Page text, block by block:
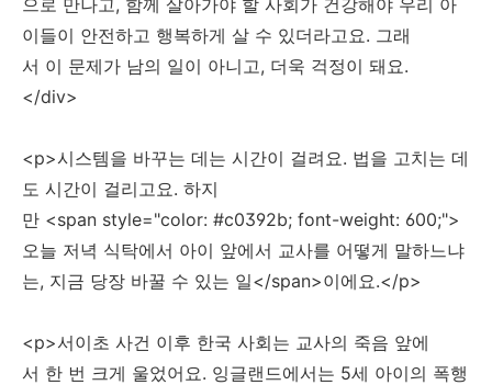
으로 만나고, 함께 살아가야 할 사회가 건강해야 우리 아
이들이 안전하고 행복하게 살 수 있더라고요. 그래
서 이 문제가 남의 일이 아니고, 더욱 걱정이 돼요.
</div>
<p>시스템을 바꾸는 데는 시간이 걸려요. 법을 고치는 데
도 시간이 걸리고요. 하지
만 <span style="color: #c0392b; font-weight: 600;">
오늘 저녁 식탁에서 아이 앞에서 교사를 어떻게 말하느냐
는, 지금 당장 바꿀 수 있는 일</span>이에요.</p>
<p>서이초 사건 이후 한국 사회는 교사의 죽음 앞에
서 한 번 크게 울었어요. 잉글랜드에서는 5세 아이의 폭행